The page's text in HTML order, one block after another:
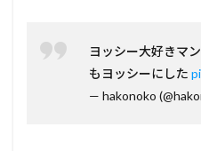
ヨッシー大好きマ
もヨッシーにした
— hakonoko